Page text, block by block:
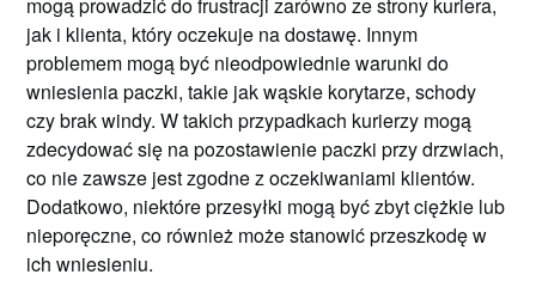
jak i klienta, który oczekuje na dostawę. Innym
problemem mogą być nieodpowiednie warunki do
wniesienia paczki, takie jak wąskie korytarze, schody
czy brak windy. W takich przypadkach kurierzy mogą
zdecydować się na pozostawienie paczki przy drzwiach,
co nie zawsze jest zgodne z oczekiwaniami klientów.
Dodatkowo, niektóre przesyłki mogą być zbyt ciężkie lub
nieporęczne, co również może stanowić przeszkodę w
ich wniesieniu.